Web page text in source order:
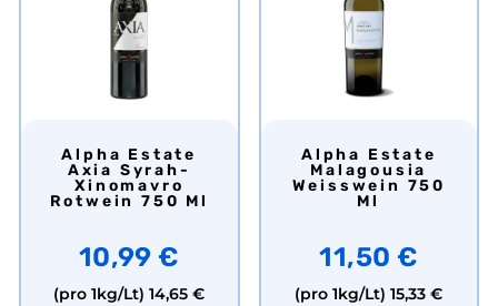
Alpha Estate
Axia Syrah-
Xinomavro
Rotwein 750 Ml
10,99 €
(pro 1kg/Lt) 14,65 €
Alpha Estate
Malagousia
Weisswein 750
Ml
11,50 €
(pro 1kg/Lt) 15,33 €